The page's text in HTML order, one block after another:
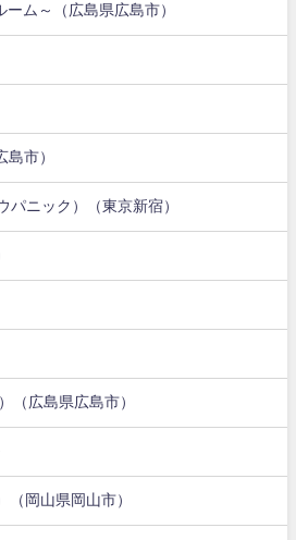
ム～（広島県広島市）
市）
パニック）（東京新宿）
（広島県広島市）
（岡山県岡山市）